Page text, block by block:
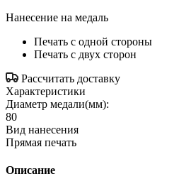
Нанесение на медаль
Печать с одной стороны
Печать с двух сторон
Рассчитать доставку
Характеристики
Диаметр медали(мм):
80
Вид нанесения
Прямая печать
Описание